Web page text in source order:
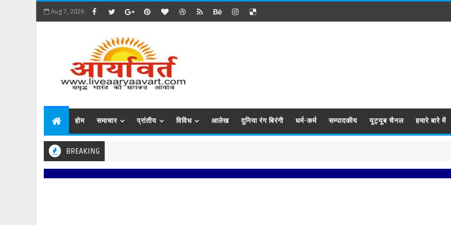
Aug 7, 2026
होम समाचार प्रांतीय विविध आलेख दुनिया रंग बिरंगी धर्म-कर्म सम्पादकीय यूट्यूब चैनल हमारे बारे में
BREAKING